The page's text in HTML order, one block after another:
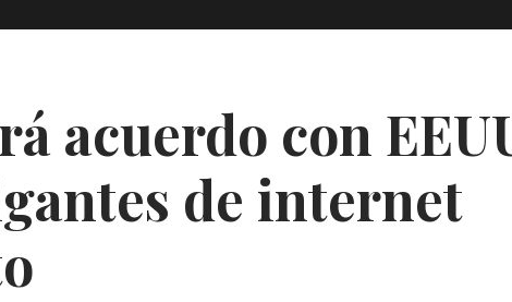
acuerdo con
de internet